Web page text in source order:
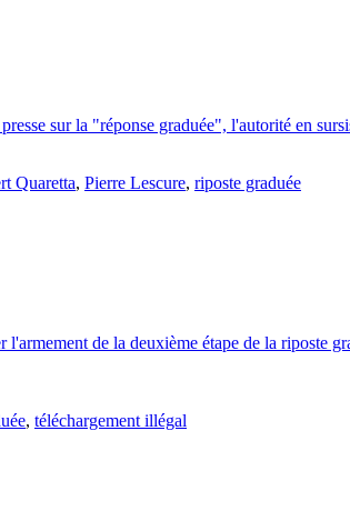
sur la "réponse graduée", l'autorité en
Quaretta, Pierre Lescure, riposte graduée
de la deuxième étape de la riposte
, téléchargement illégal